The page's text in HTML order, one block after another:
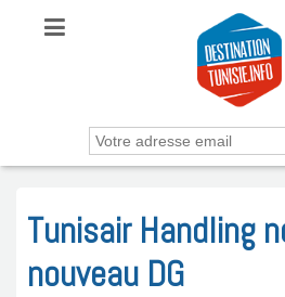
Tunisair Handling
nouveau DG